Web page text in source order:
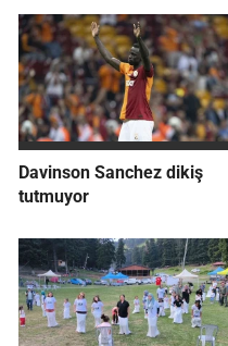
Davinson Sanchez dikiş
tutmuyor